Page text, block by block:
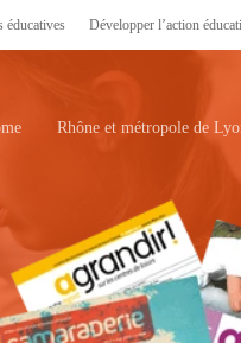
éducatives Développer l’action
Rhône et métropole de